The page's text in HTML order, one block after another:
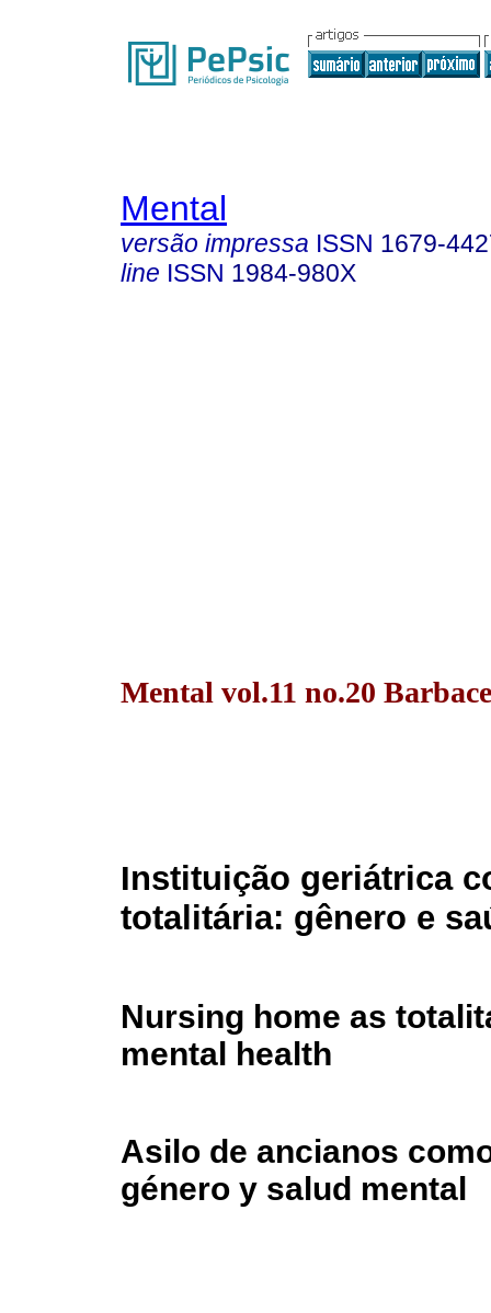
Mental
versão impressa ISSN 1679-
line ISSN 1984-980X
Mental vol.11 no.20
Instituição geriátrica
totalitária: gênero e
Nursing home as
mental health
Asilo de ancianos
género y salud mental